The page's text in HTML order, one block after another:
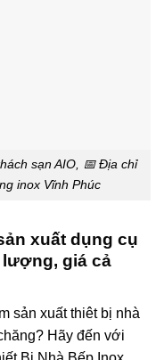
sạn AIO, 📅 Địa chỉ
inox Vĩnh Phúc
xuất dụng cụ
lượng, giá cả
sản xuất thiêt bị nhà
Hãy đến với